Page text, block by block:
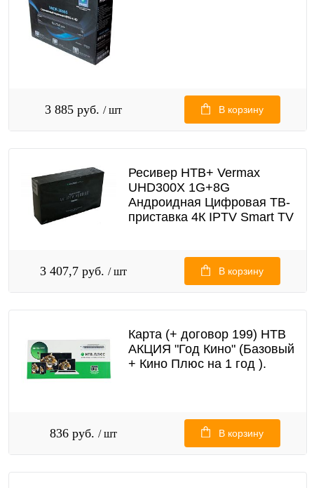
3 885 руб. / шт В корзину
Ресивер НТВ+ Vermax
UHD300X 1G+8G
Андроидная Цифровая ТВ-
приставка 4К IPTV Smart TV
3 407,7 руб. / шт В корзину
Карта (+ договор 199) НТВ
АКЦИЯ "Год Кино" (Базовый
+ Кино Плюс на 1 год ).
836 руб. / шт В корзину